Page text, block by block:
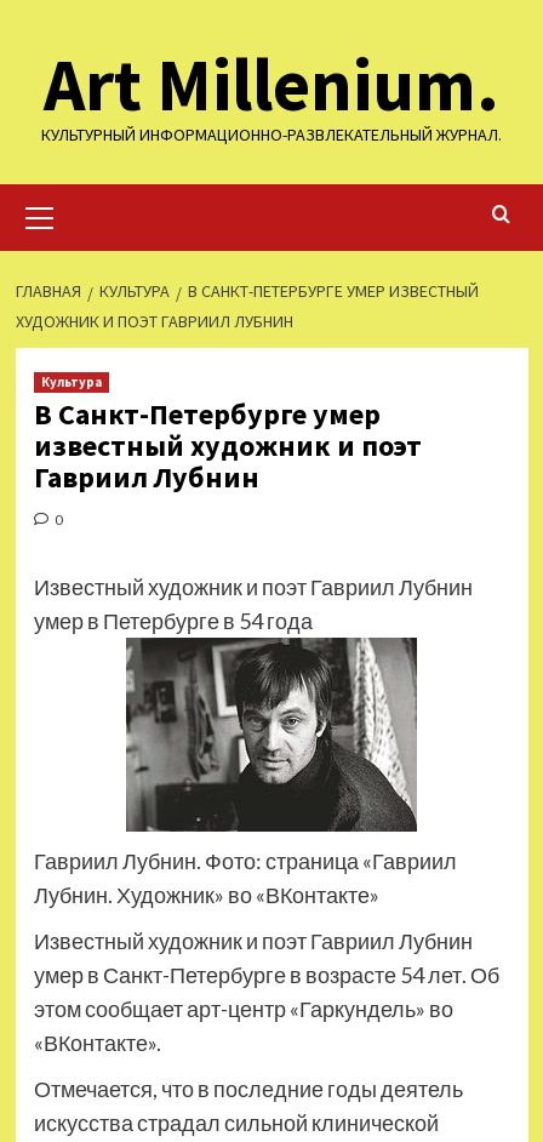
содержимому
Art Millenium.
КУЛЬТУРНЫЙ ИНФОРМАЦИОННО-РАЗВЛЕКАТЕЛЬНЫЙ ЖУРНАЛ.
меню
ГЛАВНАЯ КУЛЬТУРА
В САНКТ-ПЕТЕРБУРГЕ УМЕР ИЗВЕСТНЫЙ
ХУДОЖНИК И ПОЭТ ГАВРИИЛ ЛУБНИН
Культура
В Санкт-Петербурге умер
известный художник и поэт
Гавриил Лубнин
0
Известный художник и поэт Гавриил Лубнин
умер в Петербурге в 54 года
Гавриил Лубнин. Фото: страница «Гавриил
Лубнин. Художник» во «ВКонтакте»
Известный художник и поэт Гавриил Лубнин
умер в Санкт-Петербурге в возрасте 54 лет. Об
этом сообщает арт-центр «Гаркундель» во
«ВКонтакте».
Отмечается, что в последние годы деятель
искусства страдал сильной клинической